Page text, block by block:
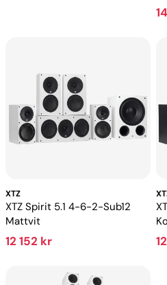
XTZ
XTZ Spirit 5.1 4-6-2-Sub12
Mattvit
12 152 kr